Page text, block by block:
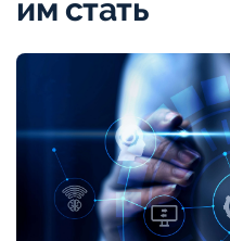
им стать